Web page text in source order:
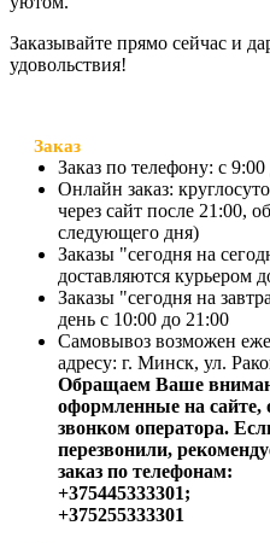
Заказывайте прямо сейчас и
удовольствия!
Заказ
Заказ по телефону: с
Онлайн заказ:
через сайт после 21:00,
следующего дня)
Заказы "сегодня на
доставляются курьером
Заказы "сегодня на
день с 10:00 до 21:00
Самовывоз возможен
адресу: г. Минск, ул.
Обращаем Ваше
оформленные на сайте,
звонком оператора.
перезвонили,
заказ по телефонам:
+375445333301;
+375255333301